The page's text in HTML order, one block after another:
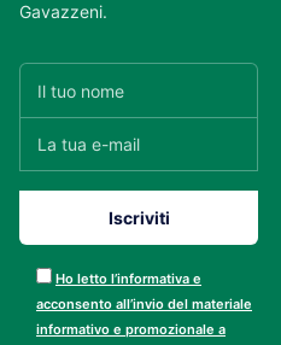
Gavazzeni.
Ho letto l’informativa e
acconsento all’invio del materiale
informativo e promozionale a